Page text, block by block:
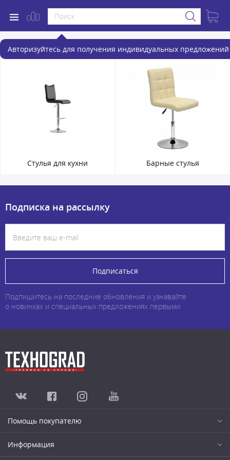
Авторизуйтесь для получения индивидуальных предложений
Стулья
Стулья для кухни Барные стулья
Подписка на рассылку
Подписаться
Подпишитесь на последние обновления и узнавайте
о новинках и специальных предложениях первыми
Помощь покупателю
Информация